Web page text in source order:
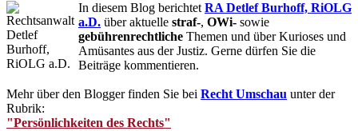
In diesem Blog berichtet RA Detlef Burhoff, RiOLG
a.D. über aktuelle straf-, OWi- sowie
gebührenrechtliche Themen und über Kurioses und
Amüsantes aus der Justiz. Gerne dürfen Sie die
Beiträge kommentieren.
Mehr über den Blogger finden Sie bei Recht Umschau unter der
Rubrik:
"Persönlichkeiten des Rechts"